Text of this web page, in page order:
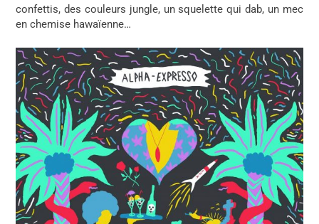
confettis, des couleurs jungle, un squelette qui dab, un mec
en chemise hawaïenne…